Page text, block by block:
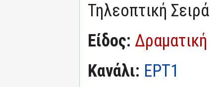
Τηλεοπτική Σειρά
Είδος: Δραματική
Κανάλι: ΕΡΤ1